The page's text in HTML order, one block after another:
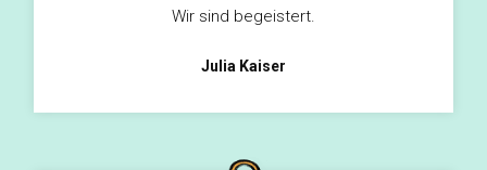
Wir sind begeistert.
Julia Kaiser